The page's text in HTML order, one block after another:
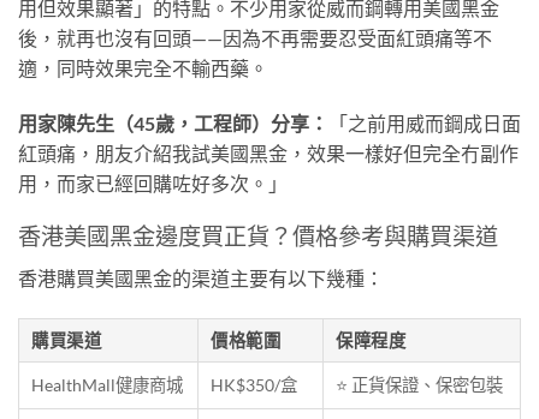
用但效果顯著」的特點。不少用家從威而鋼轉用美國黑金
後，就再也沒有回頭——因為不再需要忍受面紅頭痛等不
適，同時效果完全不輸西藥。
用家陳先生（45歲，工程師）分享：
「之前用威而鋼成日面
紅頭痛，朋友介紹我試美國黑金，效果一樣好但完全冇副作
用，而家已經回購咗好多次。」
香港美國黑金邊度買正貨？價格參考與購買渠道
香港購買美國黑金的渠道主要有以下幾種：
購買渠道 價格範圍 保障程度
HealthMall健康商城 HK$350/盒 ⭐ 正貨保證、保密包裝